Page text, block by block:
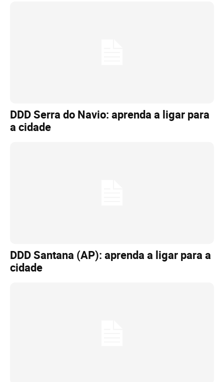
DDD Serra do Navio: aprenda a ligar para
a cidade
DDD Santana (AP): aprenda a ligar para a
cidade